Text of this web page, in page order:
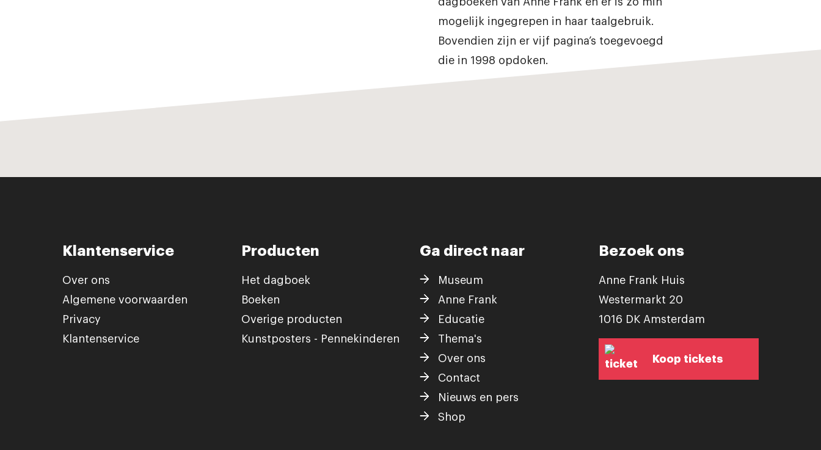
mogelijk ingegrepen in haar taalgebruik.
Bovendien zijn er vijf pagina’s toegevoegd
die in 1998 opdoken.
Klantenservice
Over ons
Algemene voorwaarden
Privacy
Klantenservice
Producten
Het dagboek
Boeken
Overige producten
Kunstposters - Pennekinderen
Ga direct naar
Museum
Anne Frank
Educatie
Thema's
Over ons
Contact
Nieuws en pers
Shop
Bezoek ons
Anne Frank Huis
Westermarkt 20
1016 DK Amsterdam
Koop tickets